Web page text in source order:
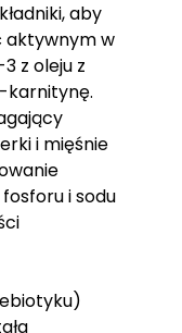
aby
aktywnym w
z oleju z
karnitynę.
i mięśnie
i sodu